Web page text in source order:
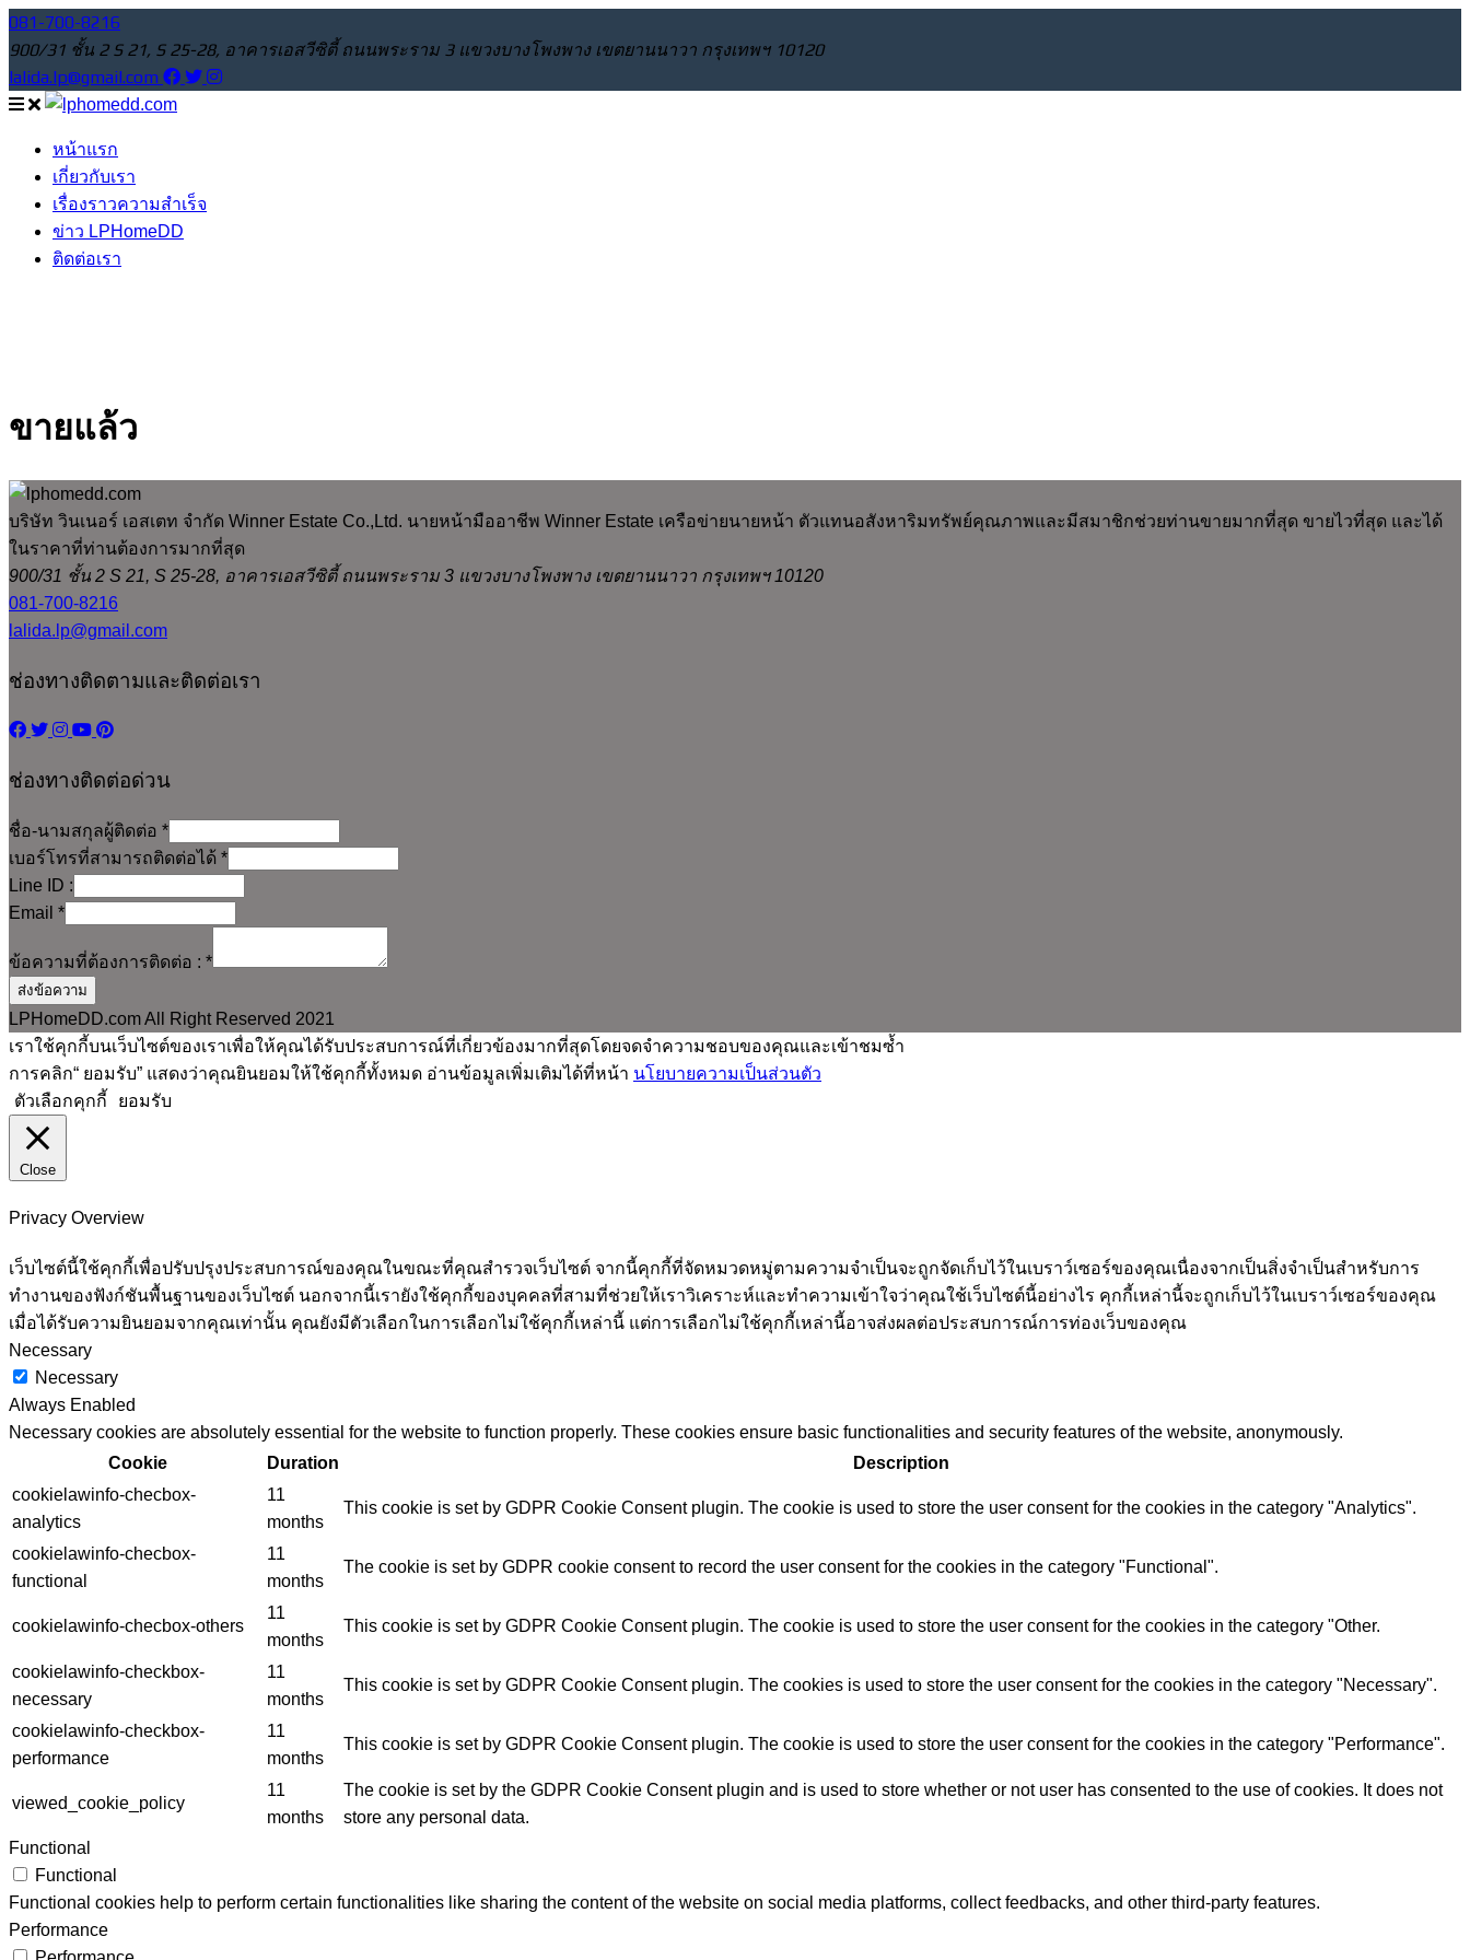
081-700-8216
900/31 ชั้น 2 S 21, S 25-28, อาคารเอสวีซิตี้ ถนนพระราม 3 แขวงบางโพงพาง เขตยานนาวา กรุงเทพฯ 10120
lalida.lp@gmail.com
หน้าแรก
เกี่ยวกับเรา
เรื่องราวความสำเร็จ
ข่าว LPHomeDD
ติดต่อเรา
ขายแล้ว
บริษัท วินเนอร์ เอสเตท จำกัด Winner Estate Co.,Ltd. นายหน้ามืออาชีพ Winner Estate เครือข่ายนายหน้า ตัวแทนอสังหาริมทรัพย์คุณภาพและมีสมาชิกช่วยท่านขายมากที่สุด ขายไวที่สุด และได้
ในราคาที่ท่านต้องการมากที่สุด
900/31 ชั้น 2 S 21, S 25-28, อาคารเอสวีซิตี้ ถนนพระราม 3 แขวงบางโพงพาง เขตยานนาวา กรุงเทพฯ 10120
081-700-8216
lalida.lp@gmail.com
ช่องทางติดตามและติดต่อเรา
ช่องทางติดต่อด่วน
ชื่อ-นามสกุลผู้ติดต่อ *
เบอร์โทรที่สามารถติดต่อได้ *
Line ID :
Email *
ข้อความที่ต้องการติดต่อ : *
ส่งข้อความ
LPHomeDD.com All Right Reserved 2021
เราใช้คุกกี้บนเว็บไซต์ของเราเพื่อให้คุณได้รับประสบการณ์ที่เกี่ยวข้องมากที่สุดโดยจดจำความชอบของคุณและเข้าชมซ้ำ
การคลิก“ ยอมรับ” แสดงว่าคุณยินยอมให้ใช้คุกกี้ทั้งหมด อ่านข้อมูลเพิ่มเติมได้ที่หน้า นโยบายความเป็นส่วนตัว
ตัวเลือกคุกกี้
ยอมรับ
Close
Privacy Overview
เว็บไซต์นี้ใช้คุกกี้เพื่อปรับปรุงประสบการณ์ของคุณในขณะที่คุณสำรวจเว็บไซต์ จากนี้คุกกี้ที่จัดหมวดหมู่ตามความจำเป็นจะถูกจัดเก็บไว้ในเบราว์เซอร์ของคุณเนื่องจากเป็นสิ่งจำเป็นสำหรับการ
ทำงานของฟังก์ชันพื้นฐานของเว็บไซต์ นอกจากนี้เรายังใช้คุกกี้ของบุคคลที่สามที่ช่วยให้เราวิเคราะห์และทำความเข้าใจว่าคุณใช้เว็บไซต์นี้อย่างไร คุกกี้เหล่านี้จะถูกเก็บไว้ในเบราว์เซอร์ของคุณ
เมื่อได้รับความยินยอมจากคุณเท่านั้น คุณยังมีตัวเลือกในการเลือกไม่ใช้คุกกี้เหล่านี้ แต่การเลือกไม่ใช้คุกกี้เหล่านี้อาจส่งผลต่อประสบการณ์การท่องเว็บของคุณ
Necessary
Necessary
Always Enabled
Necessary cookies are absolutely essential for the website to function properly. These cookies ensure basic functionalities and security features of the website, anonymously.
Cookie
Duration
Description
cookielawinfo-checbox-
analytics
11
months
This cookie is set by GDPR Cookie Consent plugin. The cookie is used to store the user consent for the cookies in the category "Analytics".
cookielawinfo-checbox-
functional
11
months
The cookie is set by GDPR cookie consent to record the user consent for the cookies in the category "Functional".
cookielawinfo-checbox-others
11
months
This cookie is set by GDPR Cookie Consent plugin. The cookie is used to store the user consent for the cookies in the category "Other.
cookielawinfo-checkbox-
necessary
11
months
This cookie is set by GDPR Cookie Consent plugin. The cookies is used to store the user consent for the cookies in the category "Necessary".
cookielawinfo-checkbox-
performance
11
months
This cookie is set by GDPR Cookie Consent plugin. The cookie is used to store the user consent for the cookies in the category "Performance".
viewed_cookie_policy
11
months
The cookie is set by the GDPR Cookie Consent plugin and is used to store whether or not user has consented to the use of cookies. It does not
store any personal data.
Functional
Functional
Functional cookies help to perform certain functionalities like sharing the content of the website on social media platforms, collect feedbacks, and other third-party features.
Performance